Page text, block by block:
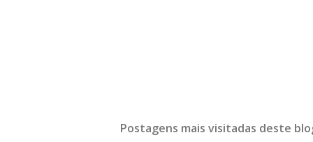
Postagens mais visitadas deste